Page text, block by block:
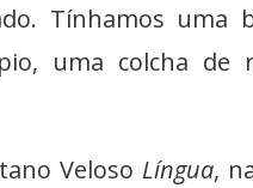
Tínhamos uma
uma colcha
Veloso Língua,